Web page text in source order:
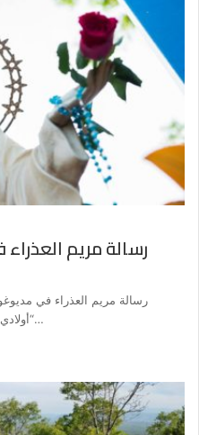
“أولادي الأحبّة، عندما تأتون إليّ، كما تأتون إلى…